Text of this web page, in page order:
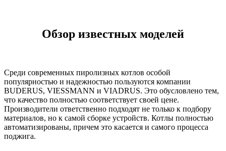
Обзор известных моделей
Среди современных пиролизных котлов особой
популярностью и надежностью пользуются компании
BUDERUS, VIESSMANN и VIADRUS. Это обусловлено тем,
что качество полностью соответствует своей цене.
Производители ответственно подходят не только к подбору
материалов, но к самой сборке устройств. Котлы полностью
автоматизированы, причем это касается и самого процесса
поджига.